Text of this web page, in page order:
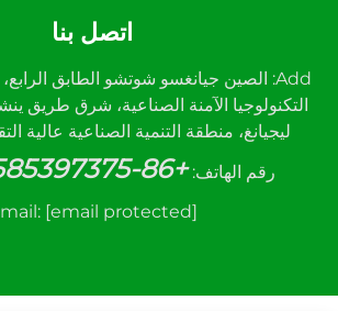
اتصل بنا
التكنولوجيا الآمنة الصناعية، شرق طريق
ليجيانغ، منطقة التنمية الصناعية عالية
رقم الهاتف: +86-13585397375
[email protected]